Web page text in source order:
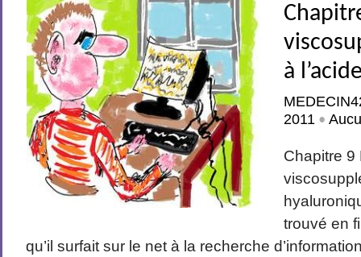
à
2011 •
Chapitre 9
trouvé en
qu’il surfait sur le net à la recherche